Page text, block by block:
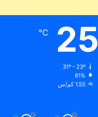
25
℃
31º - 23º
81%
1.55 كم/س